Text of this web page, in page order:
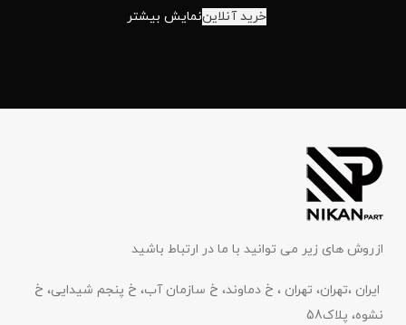
خرید آنلایننمایش بیشتر
ازروش های زیر می توانید با ما در ارتباط باشید
ایران ،تهران، تهران ، خ دماوند، خ سازمان آب، خ پنجم شیدایی، خ
نشوه، پلاک58